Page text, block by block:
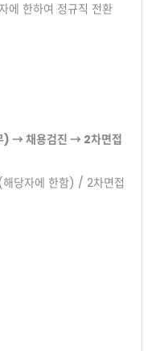
한하여 정규직 전환
) → 채용검진 → 2차면접
당자에 한함) / 2차면접